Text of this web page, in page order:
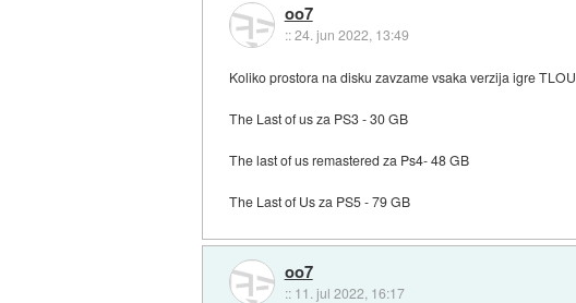
oo7
::24. jun 2022, 13:49
Koliko prostora na disku zavzame vsaka verzija igre TLOU
The Last of us za PS3 - 30 GB
The last of us remastered za Ps4- 48 GB
The Last of Us za PS5 - 79 GB
oo7
:: 11. jul 2022, 16:17